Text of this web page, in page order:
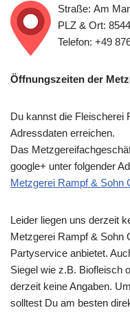
Straße: Am
PLZ & Ort:
Telefon: +49
Öffnungszeiten der
Du kannst die Fleischerei
Adressdaten erreichen.
Das
google+ unter folgender
Metzgerei Rampf & Sohn
Leider liegen uns derzeit
Metzgerei Rampf & Sohn
Partyservice anbietet.
Siegel wie z.B. Biofleisch
derzeit keine Angaben.
solltest Du am besten